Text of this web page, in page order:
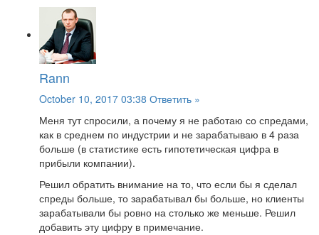
Rann
October 10, 2017 03:38 Ответить »
Меня тут спросили, а почему я не работаю со спредами,
как в среднем по индустрии и не зарабатываю в 4 раза
больше (в статистике есть гипотетическая цифра в
прибыли компании).
Решил обратить внимание на то, что если бы я сделал
спреды больше, то зарабатывал бы больше, но клиенты
зарабатывали бы ровно на столько же меньше. Решил
добавить эту цифру в примечание.